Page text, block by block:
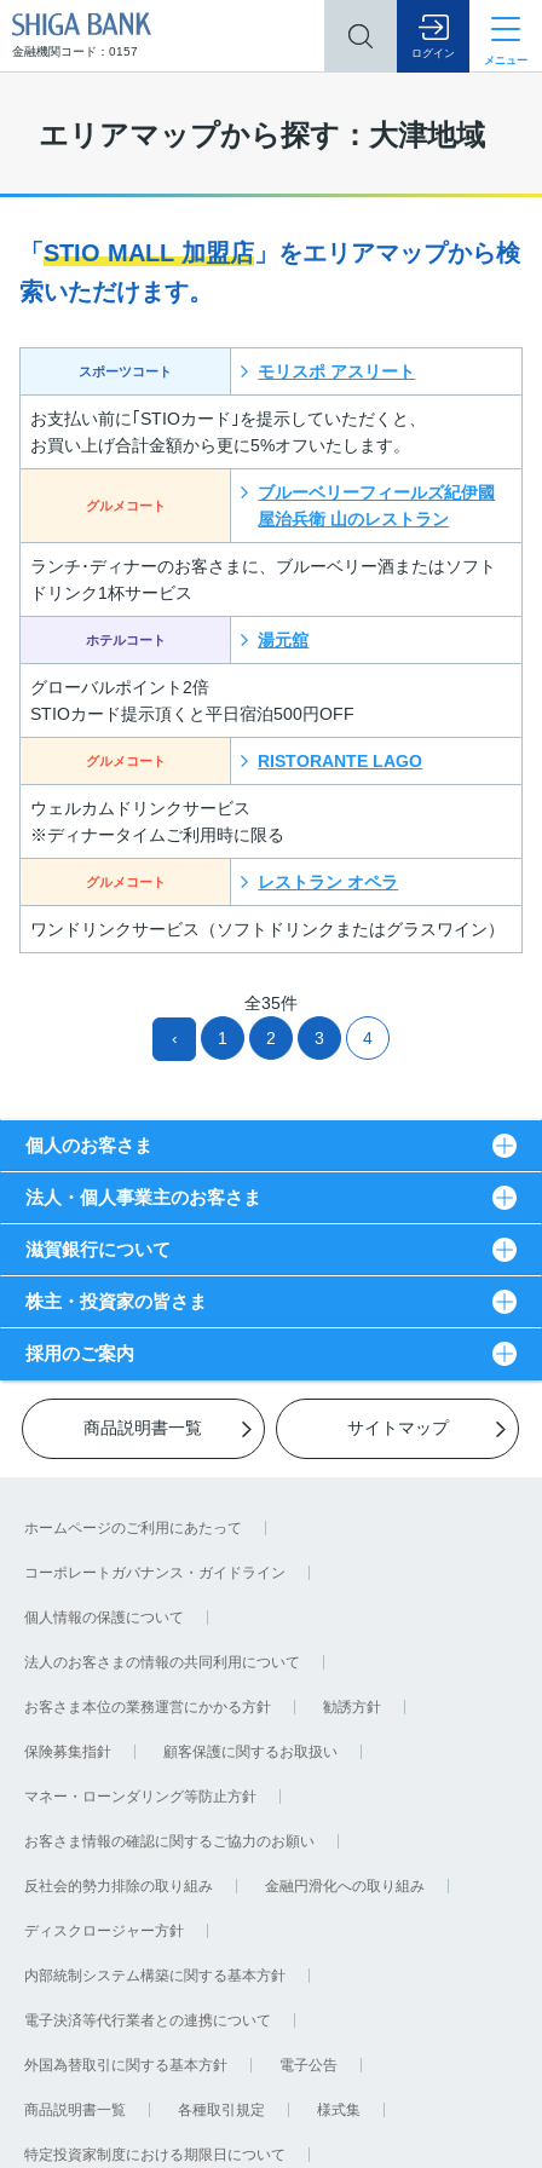
金融機関コード：0157 ログイン
メニュー
エリアマップから探す：大津地域
「 STIO MALL 加盟店 」をエリアマップから検
索いただけます。
スポーツコート モリスポ アスリート
お支払い前に｢STIOカード｣を提示していただくと、
お買い上げ合計金額から更に5%オフいたします。
グルメコート
ブルーベリーフィールズ紀伊國
屋治兵衛 山のレストラン
ランチ･ディナーのお客さまに、ブルーベリー酒またはソフト
ドリンク1杯サービス
ホテルコート 湯元舘
グローバルポイント2倍
STIOカード提示頂くと平日宿泊500円OFF
グルメコート RISTORANTE LAGO
ウェルカムドリンクサービス
※ディナータイムご利用時に限る
グルメコート レストラン オペラ
ワンドリンクサービス（ソフトドリンクまたはグラスワイン）
全35件
‹
1 2 3 4
個人のお客さま
法人・個人事業主のお客さま
滋賀銀行について
株主・投資家の皆さま
採用のご案内
商品説明書一覧 サイトマップ
ホームページのご利用にあたって
コーポレートガバナンス・ガイドライン
個人情報の保護について
法人のお客さまの情報の共同利用について
お客さま本位の業務運営にかかる方針 勧誘方針
保険募集指針 顧客保護に関するお取扱い
マネー・ローンダリング等防止方針
お客さま情報の確認に関するご協力のお願い
反社会的勢力排除の取り組み 金融円滑化への取り組み
ディスクロージャー方針
内部統制システム構築に関する基本方針
電子決済等代行業者との連携について
外国為替取引に関する基本方針 電子公告
商品説明書一覧 各種取引規定 様式集
特定投資家制度における期限日について